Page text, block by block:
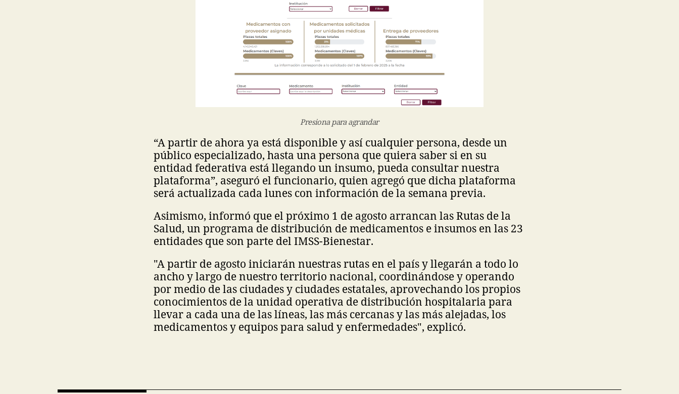
Presiona para agrandar
“A partir de ahora ya está disponible y así cualquier persona, desde un
público especializado, hasta una persona que quiera saber si en su
entidad federativa está llegando un insumo, pueda consultar nuestra
plataforma”, aseguró el funcionario, quien agregó que dicha plataforma
será actualizada cada lunes con información de la semana previa.
Asimismo, informó que el próximo 1 de agosto arrancan las Rutas de la
Salud, un programa de distribución de medicamentos e insumos en las 23
entidades que son parte del IMSS-Bienestar.
"A partir de agosto iniciarán nuestras rutas en el país y llegarán a todo lo
ancho y largo de nuestro territorio nacional, coordinándose y operando
por medio de las ciudades y ciudades estatales, aprovechando los propios
conocimientos de la unidad operativa de distribución hospitalaria para
llevar a cada una de las líneas, las más cercanas y las más alejadas, los
medicamentos y equipos para salud y enfermedades", explicó.